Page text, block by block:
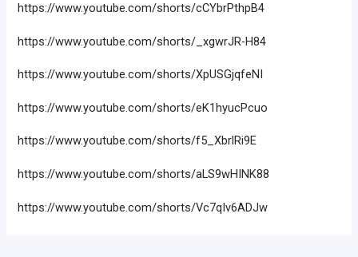
https://www.youtube.com/shorts/cCYbrPthpB4
https://www.youtube.com/shorts/_xgwrJR-H84
https://www.youtube.com/shorts/XpUSGjqfeNI
https://www.youtube.com/shorts/eK1hyucPcuo
https://www.youtube.com/shorts/f5_XbrlRi9E
https://www.youtube.com/shorts/aLS9wHINK88
https://www.youtube.com/shorts/Vc7qIv6ADJw